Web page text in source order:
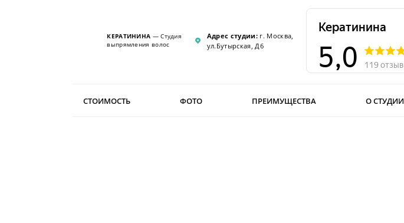
КЕРАТИНИНА — Студия
выпрямления волос
Адрес студии:г. Москва,
ул.Бутырская, Д6
СТОИМОСТЬ ФОТО ПРЕИМУЩЕСТВА О СТУДИИ